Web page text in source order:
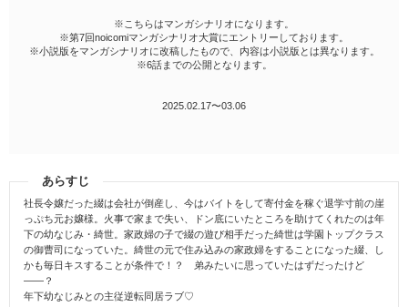
※こちらはマンガシナリオになります。
※第7回noicomiマンガシナリオ大賞にエントリーしております。
※小説版をマンガシナリオに改稿したもので、内容は小説版とは異なります。
※6話までの公開となります。
2025.02.17〜03.06
あらすじ
社長令嬢だった綴は会社が倒産し、今はバイトをして寄付金を稼ぐ退学寸前の崖
っぷち元お嬢様。火事で家まで失い、ドン底にいたところを助けてくれたのは年
下の幼なじみ・綺世。家政婦の子で綴の遊び相手だった綺世は学園トップクラス
の御曹司になっていた。綺世の元で住み込みの家政婦をすることになった綴、し
かも毎日キスすることが条件で！？ 弟みたいに思っていたはずだったけど
――？
年下幼なじみとの主従逆転同居ラブ♡